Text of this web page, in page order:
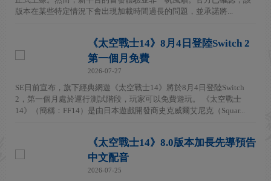
版本在某些特定情況下會出現加載時間過長的問題，並承諾將...
《太空戰士14》8月4日登陸Switch 2
第一個月免費
2026-07-27
SE日前宣布，旗下經典網遊《太空戰士14》將於8月4日登陸Switch
2，第一個月處於運行測試階段，玩家可以免費遊玩。 《太空戰士
14》（簡稱：FF14）是由日本遊戲開發商史克威爾艾尼克（Squar...
《太空戰士14》8.0版本加長先導預告
中文配音
2026-07-25